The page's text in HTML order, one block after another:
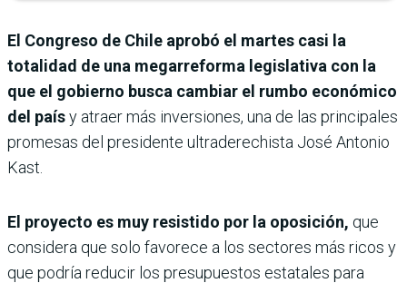
El Congreso de Chile aprobó el martes casi la
totalidad de una megarreforma legislativa con la
que el gobierno busca cambiar el rumbo económico
del paísy atraer más inversiones, una de las principales
promesas del presidente ultraderechista José Antonio
Kast.
El proyecto es muy resistido por la oposición, que
considera que solo favorece a los sectores más ricos y
que podría reducir los presupuestos estatales para